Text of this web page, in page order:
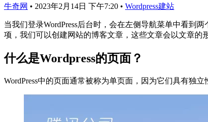
牛奇网 • 2023年2月14日 下午7:20 • Wordpress建站
当我们登录WordPress后台时，会在左侧导航菜单中看到
项，我们可以创建网站的博客文章，这些文章会以文章的
什么是Wordpress的页面？
WordPress中的页面通常被称为单页面，因为它们具有独